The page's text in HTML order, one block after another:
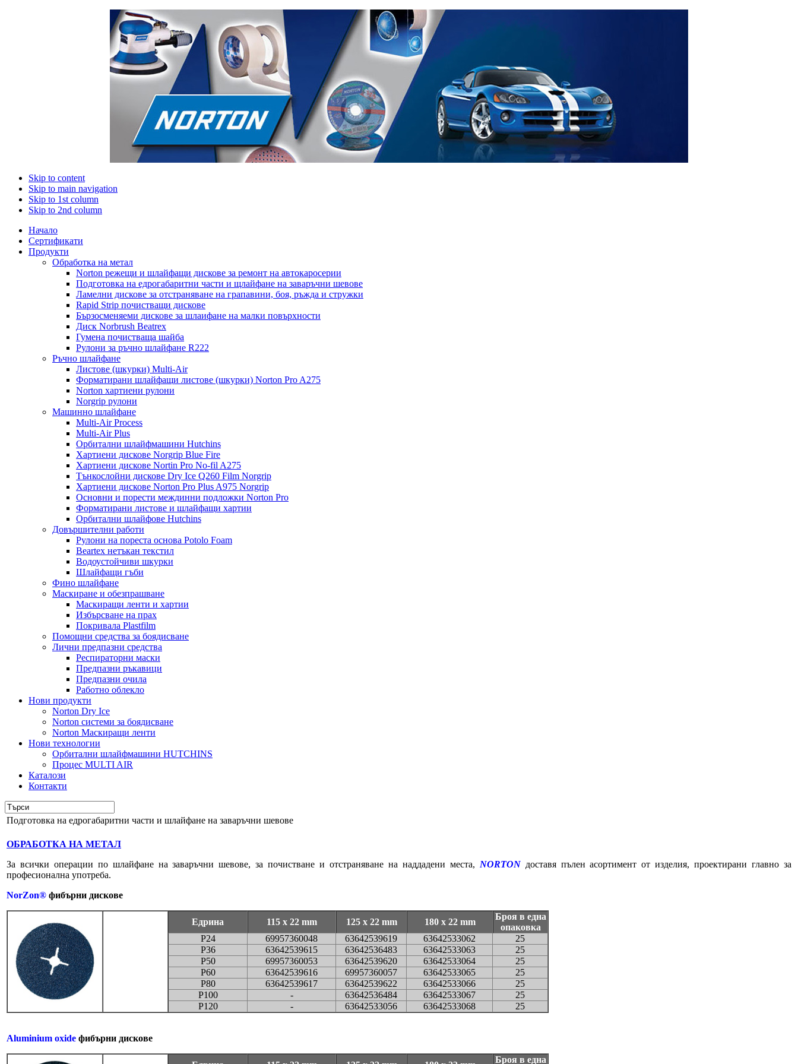
Skip to content
Skip to main navigation
Skip to 1st column
Skip to 2nd column
Начало
Сертификати
Продукти
Обработка на метал
Norton режещи и шлайфащи дискове за ремонт на автокаросерии
Подготовка на едрогабаритни части и щлайфане на заваръчни шевове
Ламелни дискове за отстраняване на грапавини, боя, ръжда и стружки
Rapid Strip почистващи дискове
Бързосменяеми дискове за шлаифане на малки повърхности
Диск Norbrush Beatrex
Гумена почистваща шайба
Рулони за ръчно шлайфане R222
Ръчно шлайфане
Листове (шкурки) Multi-Air
Форматирани шлайфащи листове (шкурки) Norton Pro A275
Norton хартиени рулони
Norgrip рулони
Машинно шлайфане
Multi-Air Process
Multi-Air Plus
Орбитални шлайфмашини Hutchins
Хартиени дискове Norgrip Blue Fire
Хартиени дискове Nortin Pro No-fil A275
Тънкослойни дискове Dry Ice Q260 Film Norgrip
Хартиени дискове Norton Pro Plus A975 Norgrip
Основни и порести междинни подложки Norton Pro
Форматирани листове и шлайфащи хартии
Орбитални шлайфове Hutchins
Довършителни работи
Рулони на пореста основа Potolo Foam
Beartex нетъкан текстил
Водоустойчиви шкурки
Шлайфащи гъби
Фино шлайфане
Маскиране и обезпрашване
Маскиращи ленти и хартии
Избърсване на прах
Покривала Plastfilm
Помощни средства за бoядисване
Лични предпазни средства
Респираторни маски
Предпазни ръкавици
Предпазни очила
Работно облекло
Нови продукти
Norton Dry Ice
Norton системи за боядисване
Norton Маскиращи ленти
Нови технологии
Орбитални шлайфмашини HUTCHINS
Процес MULTI AIR
Каталози
Контакти
Подготовка на едрогабаритни части и шлайфане на заваръчни шевове
ОБРАБОТКА НА МЕТАЛ
За всички операции по шлайфане на заваръчни шевове, за почистване и отстраняване на наддадени места, NORTONдоставя пълен асортимент от изделия, проектирани главно за
професионална употреба.
NorZon® фибърни дискове
Едрина 115 x 22 mm 125 x 22 mm 180 x 22 mm
Броя в една
опаковка
P24
69957360048 63642539619 63642533062
25
P36
63642539615 63642536483 63642533063
25
P50
69957360053 63642539620 63642533064
25
P60
63642539616 69957360057 63642533065
25
P80
63642539617 63642539622 63642533066
25
P100
- 63642536484 63642533067
25
P120
- 63642533056 63642533068 25
Aluminium oxide фибърни дискове
Броя в една